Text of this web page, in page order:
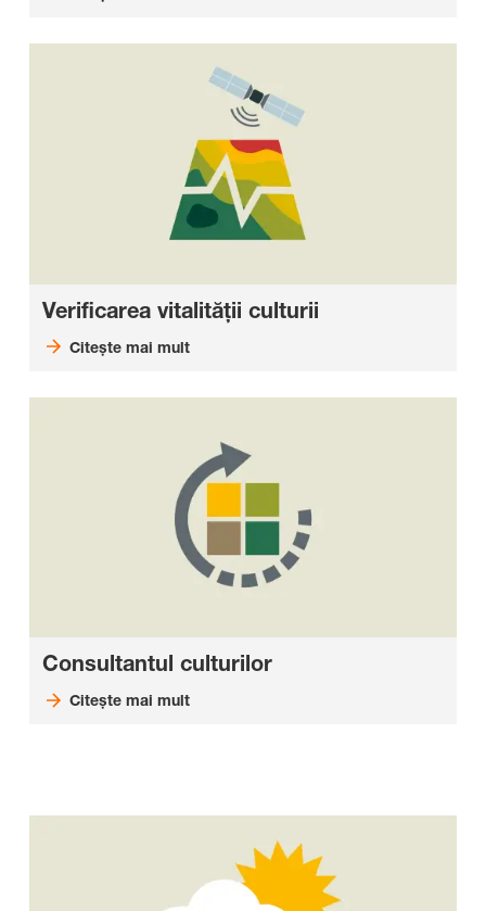
Verificarea vitalităţii culturii
Citeşte mai mult
Consultantul culturilor
Citește mai mult